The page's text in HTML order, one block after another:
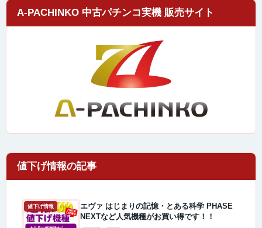
A-PACHINKO 中古パチンコ実機 販売サイト
値下げ情報
エヴァ はじまりの記憶・とある科学 PHASE
NEXTなど人気機種がお買い得です！！